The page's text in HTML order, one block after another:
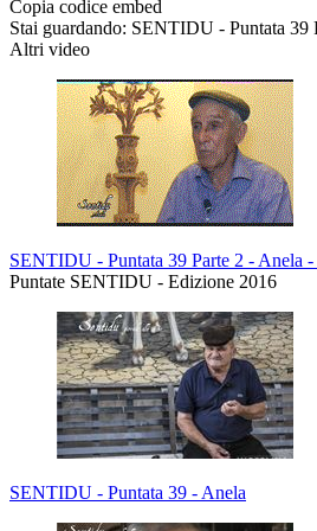
Copia codice embed
Stai guardando: SENTIDU - Puntata 39
Altri video
SENTIDU - Puntata 39 Parte 2 - Anela
Puntate SENTIDU - Edizione 2016
SENTIDU - Puntata 39 - Anela